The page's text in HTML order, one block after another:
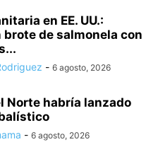
en EE. UU.:
de salmonela con
- 6 agosto, 2026
Norte habría lanzado
- 6 agosto, 2026